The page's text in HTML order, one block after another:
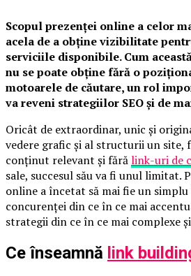
Scopul prezenței online a celor
acela de a obține vizibilitate
serviciile disponibile. Cum
nu se poate obține fără o
motoarele de căutare, un rol
va reveni strategiilor SEO și de
Oricât de extraordinar, unic și
vedere grafic și al structurii un site,
conținut relevant și fărălink-uri de
sale, succesul său va fi unul limitat.
online a încetat să mai fie un
concurenței din ce în ce mai
strategii din ce în ce mai complexe
Ce înseamnă link